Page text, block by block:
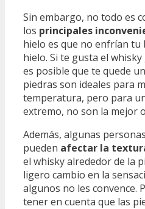
Sin embargo, no todo es
los principales
hielo es que no enfrían tu
hielo. Si te gusta el
es posible que te quede
piedras son ideales para
temperatura, pero para
extremo, no son la mejor
Además, algunas
pueden afectar la
el whisky alrededor de la
ligero cambio en la
algunos no les convence.
tener en cuenta que las